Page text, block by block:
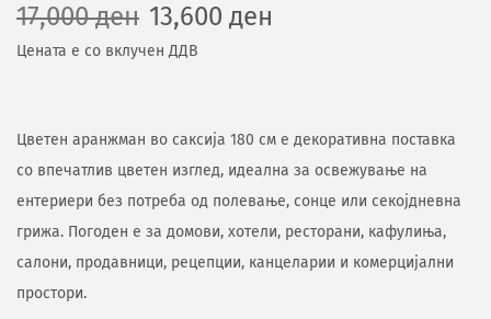
17,000ден 13,600 ден
Цената е со вклучен ДДВ
Цветен аранжман во саксија 180 см е декоративна поставка
со впечатлив цветен изглед, идеална за освежување на
ентериери без потреба од полевање, сонце или секојдневна
грижа. Погоден е за домови, хотели, ресторани, кафулиња,
салони, продавници, рецепции, канцеларии и комерцијални
простори.